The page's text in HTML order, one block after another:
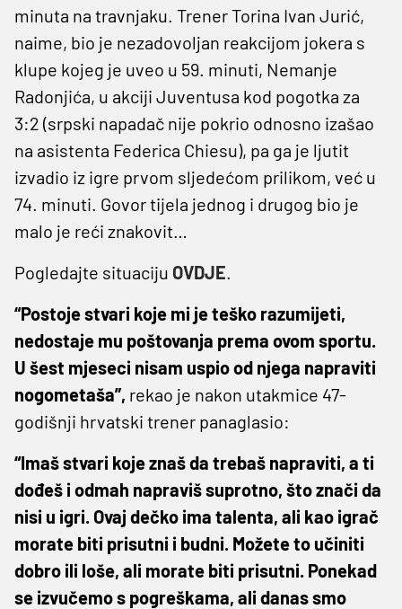
minuta na travnjaku. Trener Torina Ivan Jurić,
naime, bio je nezadovoljan reakcijom jokera s
klupe kojeg je uveo u 59. minuti, Nemanje
Radonjića, u akciji Juventusa kod pogotka za
3:2 (srpski napadač nije pokrio odnosno izašao
na asistenta Federica Chiesu), pa ga je ljutit
izvadio iz igre prvom sljedećom prilikom, već u
74. minuti. Govor tijela jednog i drugog bio je
malo je reći znakovit…
Pogledajte situaciju OVDJE
“Postoje stvari koje mi je teško razumijeti,
nedostaje mu poštovanja prema ovom sportu.
U šest mjeseci nisam uspio od njega napraviti
nogometaša”, rekao je nakon utakmice 47-
godišnji hrvatski trener panaglasio:
“Imaš stvari koje znaš da trebaš napraviti, a ti
dođeš i odmah napraviš suprotno, što znači da
nisi u igri. Ovaj dečko ima talenta, ali kao igrač
morate biti prisutni i budni. Možete to učiniti
dobro ili loše, ali morate biti prisutni. Ponekad
se izvučemo s pogreškama, ali danas smo